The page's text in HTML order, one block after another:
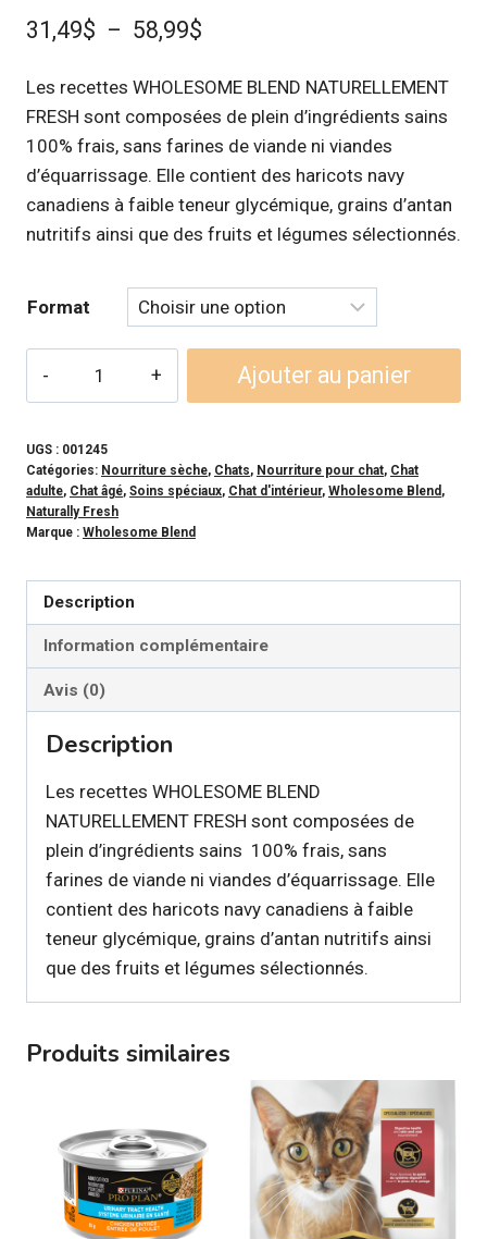
31,49$ – 58,99$
prix :
31,49$
à
58,99$
Les recettes WHOLESOME BLEND NATURELLEMENT
FRESH sont composées de plein d’ingrédients sains 
100% frais, sans farines de viande ni viandes
d’équarrissage. Elle contient des haricots navy
canadiens à faible teneur glycémique, grains d’antan
nutritifs ainsi que des fruits et légumes sélectionnés.
Format
NATURALLY
FRESH
Nourriture
sèche
Formule
Peau
Estomac
sensible
Dinde
Lapin
pour
chat
Ajouter au panier
UGS : 001245
Catégories: Nourriture sèche, Chats, Nourriture pour chat, Chat
adulte, Chat âgé, Soins spéciaux, Chat d'intérieur, Wholesome Blend ,
Naturally Fresh
Marque : Wholesome Blend
Description
Information complémentaire
Avis (0)
Description
Les recettes WHOLESOME BLEND
NATURELLEMENT FRESH sont composées de
plein d’ingrédients sains  100% frais, sans
farines de viande ni viandes d’équarrissage. Elle
contient des haricots navy canadiens à faible
teneur glycémique, grains d’antan nutritifs ainsi
que des fruits et légumes sélectionnés.
Produits similaires